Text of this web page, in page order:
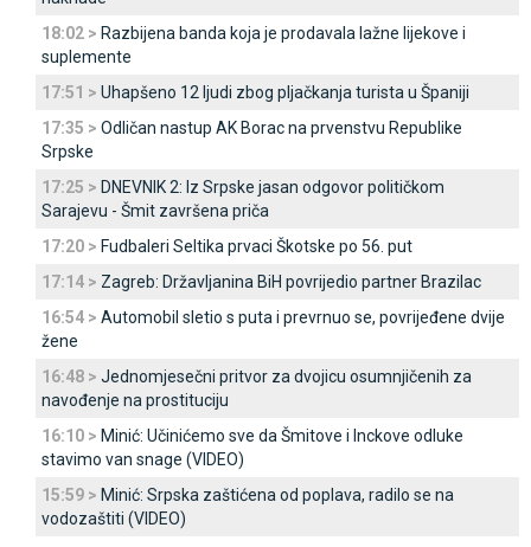
18:02 > Razbijena banda koja je prodavala lažne lijekove i
suplemente
17:51 > Uhapšeno 12 ljudi zbog pljačkanja turista u Španiji
17:35 > Odličan nastup AK Borac na prvenstvu Republike
Srpske
17:25 > DNEVNIK 2: Iz Srpske jasan odgovor političkom
Sarajevu - Šmit završena priča
17:20 > Fudbaleri Seltika prvaci Škotske po 56. put
17:14 > Zagreb: Državljanina BiH povrijedio partner Brazilac
16:54 > Automobil sletio s puta i prevrnuo se, povrijeđene dvije
žene
16:48 > Јednomjesečni pritvor za dvojicu osumnjičenih za
navođenje na prostituciju
16:10 > Minić: Učinićemo sve da Šmitove i Inckove odluke
stavimo van snage (VIDEO)
15:59 > Minić: Srpska zaštićena od poplava, radilo se na
vodozaštiti (VIDEO)